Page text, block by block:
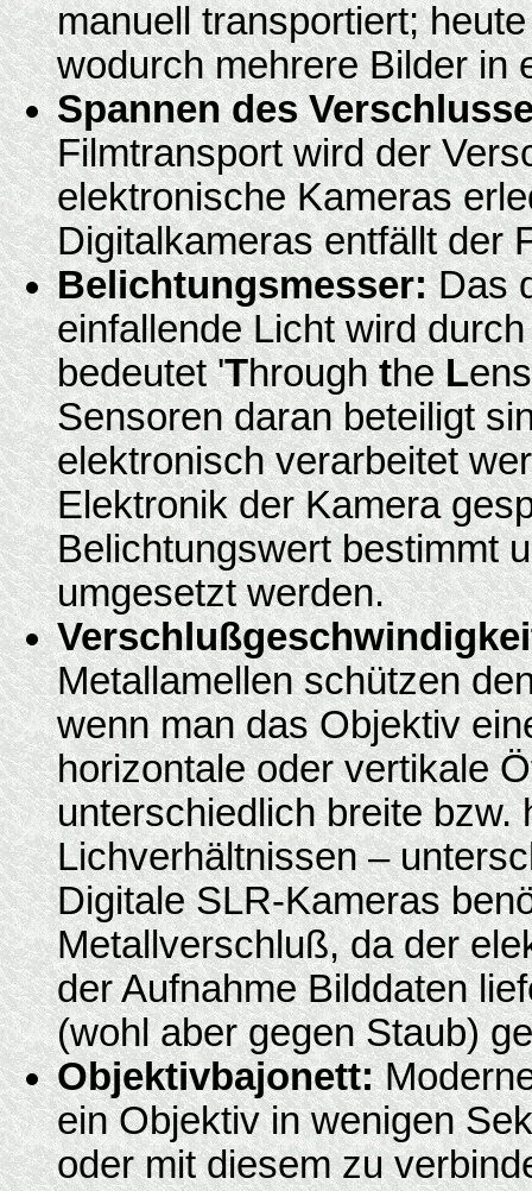
manuell transportiert;
wodurch mehrere Bilder in
Spannen des
Filmtransport wird der
elektronische Kameras
Digitalkameras entfällt der
Belichtungsmesser:Das
einfallende Licht wird
bedeutet 'ThroughtheL
Sensoren daran beteiligt
elektronisch verarbeitet
Elektronik der Kamera
Belichtungswert bestimmt
umgesetzt werden.
Metallamellen schützen
wenn man das Objektiv
horizontale oder vertikale
unterschiedlich breite bzw.
Lichverhältnissen –
Digitale SLR-Kameras
Metallverschluß, da der
der Aufnahme Bilddaten
(wohl aber gegen Staub)
Objektivbajonett:
ein Objektiv in wenigen
oder mit diesem zu